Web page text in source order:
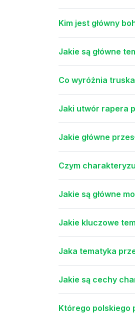
Kim jest główny
Jakie są główne
Co wyróżnia
Jaki utwór rapera
Jakie główne
Czym
Jakie są główne
Jakie kluczowe
Jaka tematyka
Jakie są cechy
Którego polskiego